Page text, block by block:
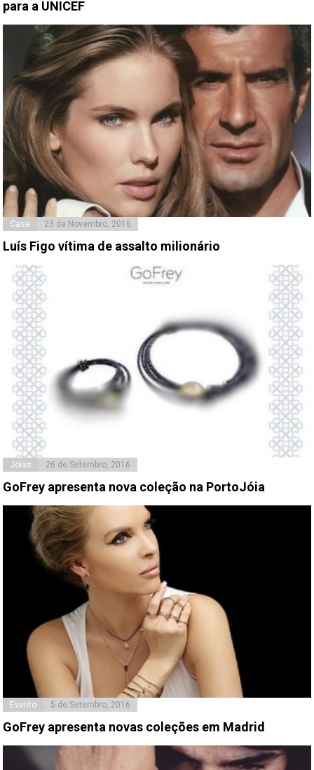
para a UNICEF
Casa 23 de Novembro, 2016
Luís Figo vítima de assalto milionário
Joias 26 de Setembro, 2016
GoFrey apresenta nova coleção na PortoJóia
Evento 5 de Setembro, 2016
GoFrey apresenta novas coleções em Madrid